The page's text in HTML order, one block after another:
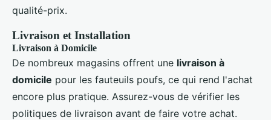
qualité-prix.
Livraison et Installation
Livraison à Domicile
De nombreux magasins offrent une livraison à
domicile pour les fauteuils poufs, ce qui rend l'achat
encore plus pratique. Assurez-vous de vérifier les
politiques de livraison avant de faire votre achat.